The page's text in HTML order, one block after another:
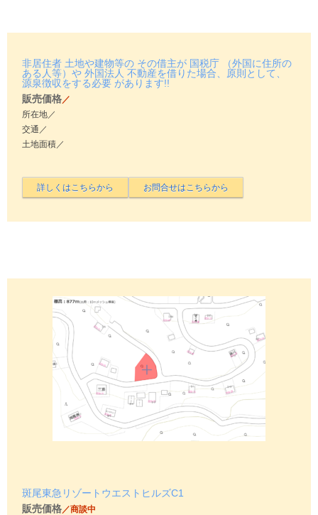
非居住者 土地や建物等の その借主が 国税庁 （外国に住所の
ある人等）や 外国法人 不動産を借りた場合、原則として、
源泉徴収をする必要 があります!!
販売価格／
所在地／
交通／
土地面積／
斑尾東急リゾートウエストヒルズC1
販売価格／商談中